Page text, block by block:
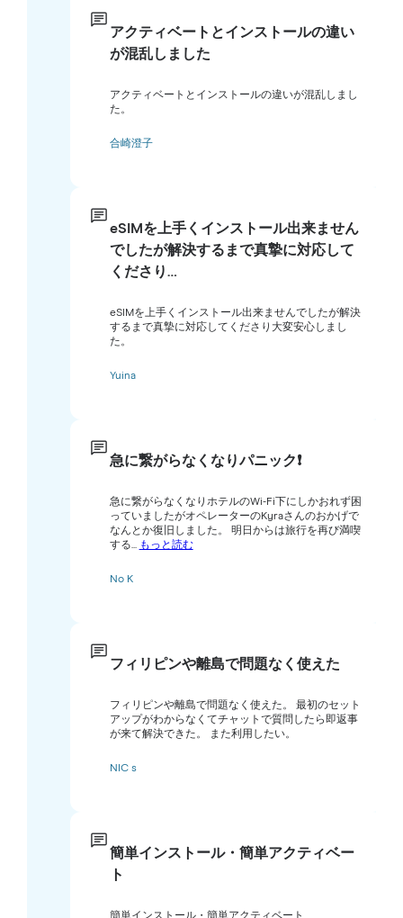
アクティベートとインストールの違い
が混乱しました
アクティベートとインストールの違いが混乱しまし
た。
合崎澄子
eSIMを上手くインストール出来ません
でしたが解決するまで真摯に対応して
くださり…
eSIMを上手くインストール出来ませんでしたが解決
するまで真摯に対応してくださり大変安心しまし
た。
Yuina
急に繋がらなくなりパニック❗️
急に繋がらなくなりホテルのWi-Fi下にしかおれず困
っていましたがオペレーターのKyraさんのおかげで
なんとか復旧しました。 明日からは旅行を再び満喫
する... もっと読む
No K
フィリピンや離島で問題なく使えた
フィリピンや離島で問題なく使えた。 最初のセット
アップがわからなくてチャットで質問したら即返事
が来て解決できた。 また利用したい。
NIC s
簡単インストール・簡単アクティベー
ト
簡単インストール・簡単アクティベート